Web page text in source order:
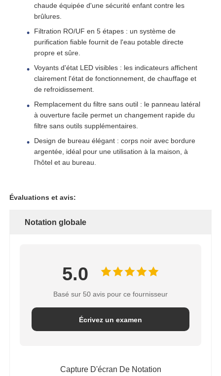
réservoir de saumure pour adoucisseur d'eau
Résine d'échange d'ions
Valve de contrôle du filtre
Électrovanne
chaude équipée d'une sécurité enfant contre les
brûlures.
Filtration RO/UF en 5 étapes : un système de
purification fiable fournit de l'eau potable directe
propre et sûre.
Voyants d'état LED visibles : les indicateurs affichent
clairement l'état de fonctionnement, de chauffage et
de refroidissement.
Remplacement du filtre sans outil : le panneau latéral
à ouverture facile permet un changement rapide du
filtre sans outils supplémentaires.
Design de bureau élégant : corps noir avec bordure
argentée, idéal pour une utilisation à la maison, à
l'hôtel et au bureau.
Évaluations et avis:
Notation globale
5.0
Basé sur 50 avis pour ce fournisseur
Écrivez un examen
Capture D'écran De Notation